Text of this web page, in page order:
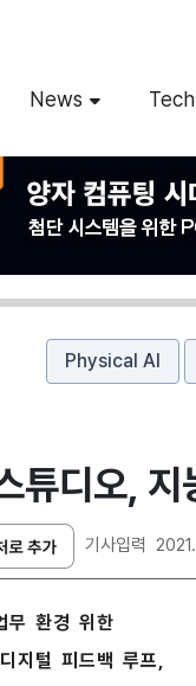
News
Physical AI
튜디오,
기사입력
무 환경 위한
지털 피드백 루프,